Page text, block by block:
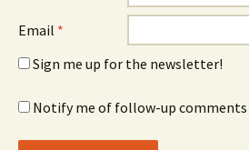
Email *
Sign me up for the newsletter!
Notify me of follow-up comments